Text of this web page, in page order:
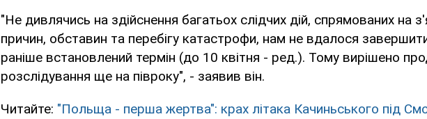
"Не дивлячись на здійснення багатьох слідчих дій, спрямованих на
причин, обставин та перебігу катастрофи, нам не вдалося
раніше встановлений термін (до 10 квітня - ред.). Тому вирішено
розслідування ще на півроку", - заявив він.
Читайте: "Польща - перша жертва": крах літака Качиньського під